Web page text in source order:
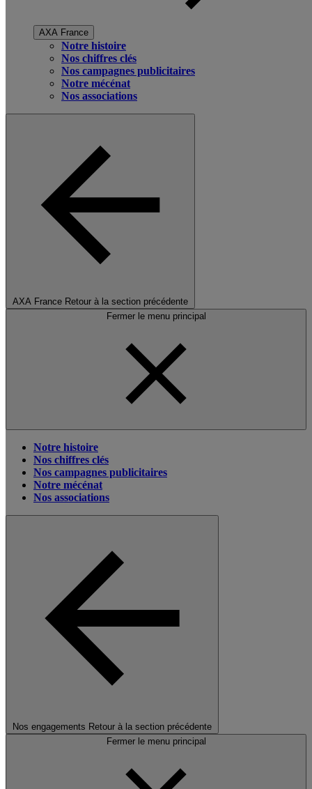
AXA France
Notre histoire
Nos chiffres clés
Nos campagnes publicitaires
Notre mécénat
Nos associations
AXA France Retour à la section précédente
Fermer le menu principal
Notre histoire
Nos chiffres clés
Nos campagnes publicitaires
Notre mécénat
Nos associations
Nos engagements Retour à la section précédente
Fermer le menu principal